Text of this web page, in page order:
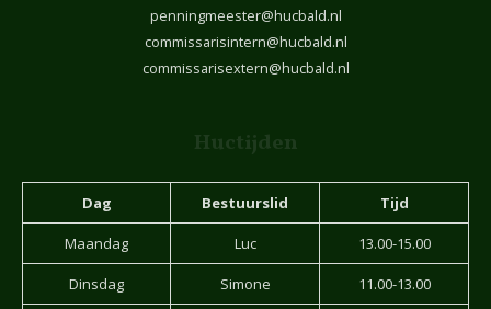
penningmeester@hucbald.nl
commissarisintern@hucbald.nl
commissarisextern@hucbald.nl
Huctijden
Dag Bestuurslid Tijd
Maandag Luc 13.00-15.00
Dinsdag Simone 11.00-13.00